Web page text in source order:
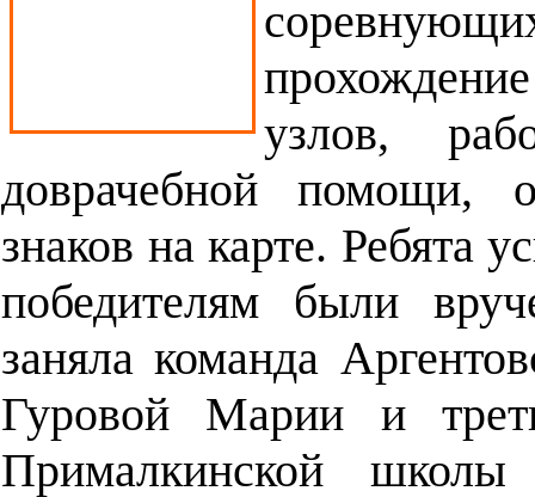
узлов,
доврачебной помощи,
знаков на карте. Ребята
победителям были
заняла команда
Гуровой Марии и
Прималкинской школы